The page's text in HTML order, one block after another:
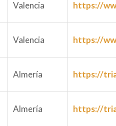
Valencia https://
Valencia https://
Almería https://
Almería https://